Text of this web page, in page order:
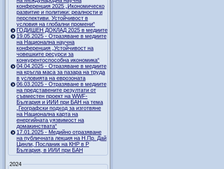
конференция 2025 „Икономическо
развитие и политики: реалности и
перспективи. Устойчивост в
условия на глобални промени“
ГОДИШЕН ДОКЛАД 2025 в медиите
19.05.2025 - Отразяване в медиите
на Национална научна
конференция „Устойчивост на
човешките ресурси за
конкурентоспособна икономика“
04.04.2025 - Отразяване в медиите
на кръгла маса за пазара на труда
в условията на еврозоната
06.03.2025 - Отразяване в медиите
на представените резултати от
съвместен проект на WWF-
България и ИИИ при БАН на тема
„Географски подход за изготвяне
на Национална карта на
енергийната уязвимост на
домакинствата“
17.01.2025 - Медийно отразяване
на публичната лекция на Н.Пр. Дай
Цинли, Посланик на КНР в Р
България, в ИИИ при БАН
2024